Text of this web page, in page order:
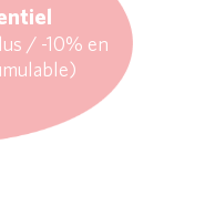
/ -10% en